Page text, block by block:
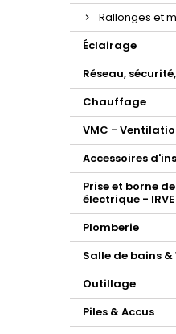
Rallonges et
Éclairage
Réseau,
Chauffage
VMC -
Accessoires
Prise et borne
électrique - IRVE
Plomberie
Salle de bains &
Outillage
Piles & Accus